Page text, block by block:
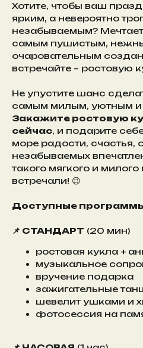
Хотите, чтобы ваш
ярким, а невероятно
незабываемым?
самым пушистым,
очаровательным
встречайте – ростовую
Не упустите шанс
самым милым, уютным
Закажите ростовую
сейчас, и подарите
море радости, счастья,
незабываемых
такого мягкого и
встречали! 😉
Доступные
📌 СТАНДАРТ (20 мин)
ростовая кукла +
музыкальное
вручение подарка
зажигательные
шевелит ушками и
фотосессия на